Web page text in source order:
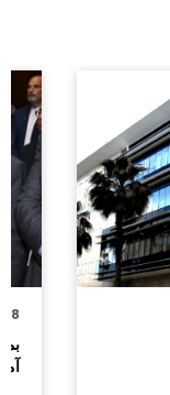
28 ماي 2025